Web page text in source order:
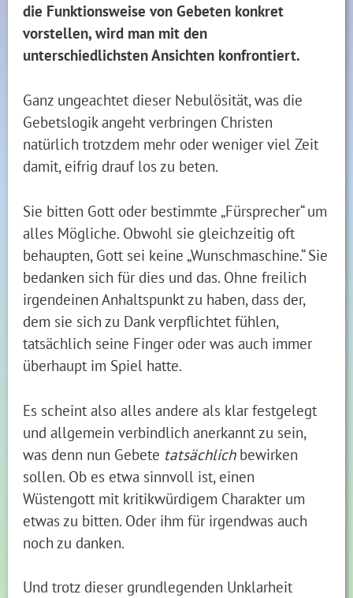
die Funktionsweise von Gebeten konkret
vorstellen, wird man mit den
unterschiedlichsten Ansichten konfrontiert.
Ganz ungeachtet dieser Nebulösität, was die
Gebetslogik angeht verbringen Christen
natürlich trotzdem mehr oder weniger viel Zeit
damit, eifrig drauf los zu beten.
Sie bitten Gott oder bestimmte „Fürsprecher“ um
alles Mögliche. Obwohl sie gleichzeitig oft
behaupten, Gott sei keine „Wunschmaschine.“ Sie
bedanken sich für dies und das. Ohne freilich
irgendeinen Anhaltspunkt zu haben, dass der,
dem sie sich zu Dank verpflichtet fühlen,
tatsächlich seine Finger oder was auch immer
überhaupt im Spiel hatte.
Es scheint also alles andere als klar festgelegt
und allgemein verbindlich anerkannt zu sein,
was denn nun Gebete tatsächlichbewirken
sollen. Ob es etwa sinnvoll ist, einen
Wüstengott mit kritikwürdigem Charakter um
etwas zu bitten. Oder ihm für irgendwas auch
noch zu danken.
Und trotz dieser grundlegenden Unklarheit